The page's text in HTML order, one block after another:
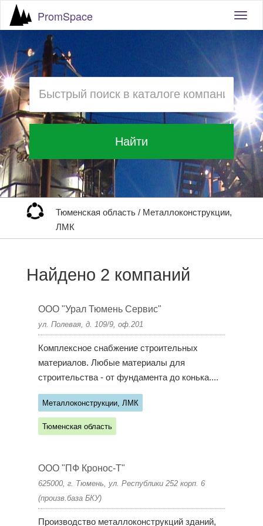
PromSpace
Найти
Тюменская область / Металлоконструкции,
ЛМК
Найдено 2 компаний
ООО "Урал Тюмень Сервис"
ул. Полевая, д. 109/9, оф.201
Комплексное снабжение строительных
материалов. Любые материалы для
строительства - от фундамента до конька....
Металлоконструкции, ЛМК
Тюменская область
ООО "ПФ Кронос-Т"
625000, г. Тюмень, ул. Республики 252 корп. 6
(произв.база БКУ)
Производство металлоконструкций зданий,